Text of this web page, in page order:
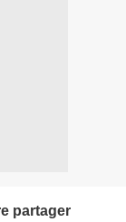
partager